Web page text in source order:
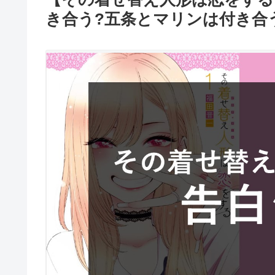
き合う?五条とマリンは付き合